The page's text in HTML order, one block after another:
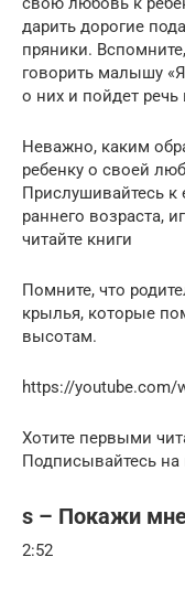
дарить дорогие
пряники.
говорить малышу
о них и пойдет речь
Неважно, каким
ребенку о своей
Прислушивайтесь
раннего возраста,
читайте книги
Помните, что
крылья, которые
высотам.
https://youtube.com/
Хотите первыми
Подписывайтесь на
s – Покажи
2:52